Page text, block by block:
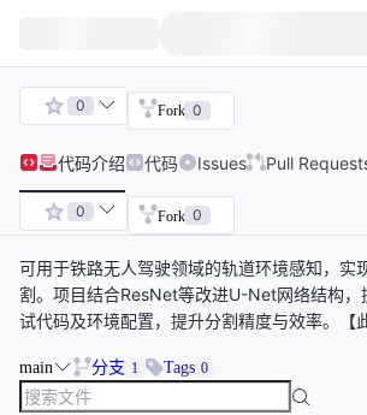
0 Fork 0
代码介绍 代码 Issues Pull
0 Fork 0
可用于铁路无人驾驶领域的轨道环境感知，实
割。项目结合ResNet等改进U-Net网络结构，
试代码及环境配置，提升分割精度与效率。【
main 分支 1 Tags 0